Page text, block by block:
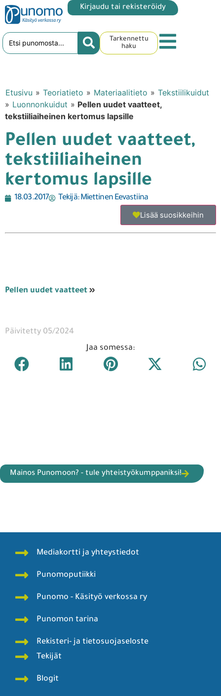
Kirjaudu tai rekisteröidy
Tarkennettu
haku
Etusivu » Teoriatieto » Materiaalitieto » Tekstiilikuidut
» Luonnonkuidut » Pellen uudet vaatteet,
tekstiiliaiheinen kertomus lapsille
Pellen uudet vaatteet,
tekstiiliaiheinen
kertomus lapsille
18.03.2017 Tekijä:Miettinen Eevastiina
Lisää suosikkeihin
Pellen uudet vaatteet »
Päivitetty 05/2024
Jaa somessa:
Mainos Punomoon? - tule yhteistyökumppaniksi!
Mediakortti ja yhteystiedot
Punomoputiikki
Punomo - Käsityö verkossa ry
Punomon tarina
Rekisteri- ja tietosuojaseloste
Tekijät
Blogit